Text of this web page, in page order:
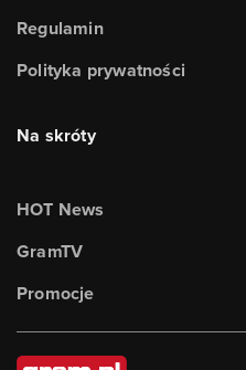
Regulamin
Polityka prywatności
Na skróty
HOT News
GramTV
Promocje